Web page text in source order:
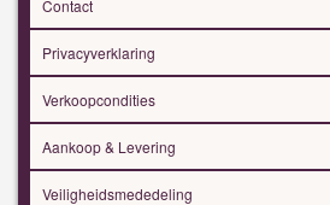
Contact
Privacyverklaring
Verkoopcondities
Aankoop & Levering
Veiligheidsmededeling